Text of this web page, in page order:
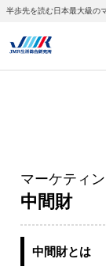
半歩先を読む日本最大級の
マーケティ
中間財
中間財とは